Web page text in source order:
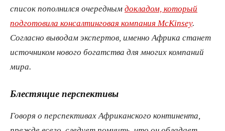
список пополнился очередным докладом, который
подготовила консалтинговая компания McKinsey.
Согласно выводам экспертов, именно Африка станет
источником нового богатства для многих компаний
мира.
Блестящие перспективы
Говоря о перспективах Африканского континента,